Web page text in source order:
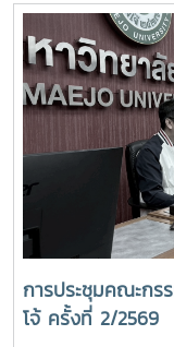
# Risk
คุณภาพการศึกษาเพื่
แนวทางสำคัญในกา
มาตรฐานสากล ทั้งนี้
ภัทร พัฒน์วิชัยโชติ ผู้
(TQA Assessor) เป็
เปลี่ยนประสบการณ์
กิจกรรมสำคัญในก
ขับเคลื่อนองค์กรสู่คว
Model # EdPEx
การประชุมคณะกร
โจ้ ครั้งที่ 2/2569